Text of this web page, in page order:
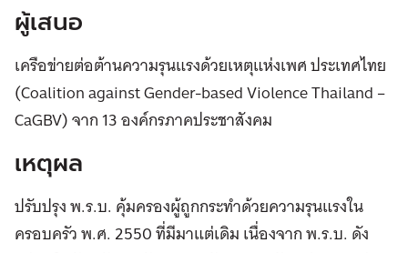
ผู้เสนอ
เครือข่ายต่อต้านความรุนแรงด้วยเหตุแห่งเพศ ประเทศไทย
(Coalition against Gender-based Violence Thailand –
CaGBV) จาก 13 องค์กรภาคประชาสังคม
เหตุผล
ปรับปรุง พ.ร.บ. คุ้มครองผู้ถูกกระทำด้วยความรุนแรงใน
ครอบครัว พ.ศ. 2550 ที่มีมาแต่เดิม เนื่องจาก พ.ร.บ. ดัง